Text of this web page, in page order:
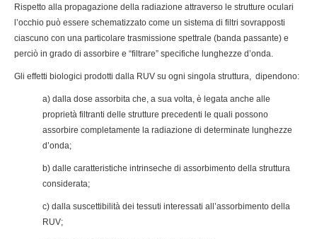
Rispetto alla propagazione della radiazione attraverso le strutture oculari
l’occhio può essere schematizzato come un sistema di filtri sovrapposti
ciascuno con una particolare trasmissione spettrale (banda passante) e
perciò in grado di assorbire e “filtrare” specifiche lunghezze d’onda.
Gli effetti biologici prodotti dalla RUV su ogni singola struttura, dipendono:
a) dalla dose assorbita che, a sua volta, è legata anche alle
proprietà filtranti delle strutture precedenti le quali possono
assorbire completamente la radiazione di determinate lunghezze
d’onda;
b) dalle caratteristiche intrinseche di assorbimento della struttura
considerata;
c) dalla suscettibilità dei tessuti interessati all’assorbimento della
RUV;